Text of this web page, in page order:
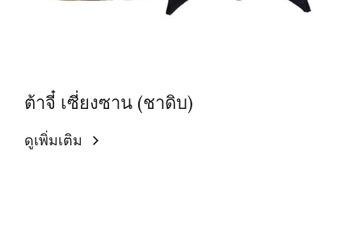
ต้าจี๋ เซี่ยงซาน (ชาดิบ)
ดูเพิ่มเติม